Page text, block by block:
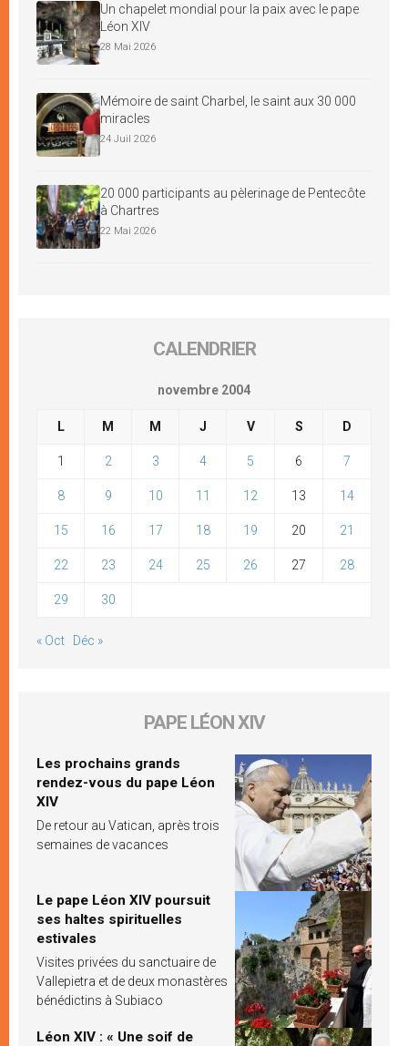
Un chapelet mondial pour la paix avec le pape
Léon XIV
28 Mai 2026
Mémoire de saint Charbel, le saint aux 30 000
miracles
24 Juil 2026
20 000 participants au pèlerinage de Pentecôte
à Chartres
22 Mai 2026
CALENDRIER
novembre 2004
L M M J V S D
1 2 3 4 5 6 7
8 9 10 11 12 13 14
15 16 17 18 19 20 21
22 23 24 25 26 27 28
29 30
« Oct Déc »
PAPE LÉON XIV
Les prochains grands
rendez-vous du pape Léon
XIV
De retour au Vatican, après trois
semaines de vacances
Le pape Léon XIV poursuit
ses haltes spirituelles
estivales
Visites privées du sanctuaire de
Vallepietra et de deux monastères
bénédictins à Subiaco
Léon XIV : « Une soif de